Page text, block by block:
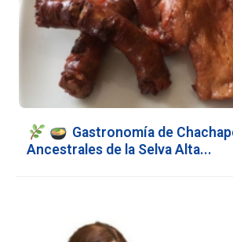
Gastronomía de
Ancestrales de la Selva Alta...